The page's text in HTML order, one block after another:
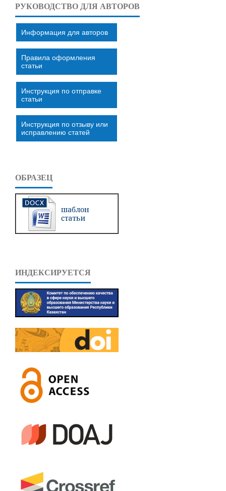
РУКОВОДСТВО ДЛЯ АВТОРОВ
Информация для авторов
Правила оформления
статьи
Инструкция по отправке
статьи
Инструкция по отзыву или
исправлению статей
ОБРАЗЕЦ
ИНДЕКСИРУЕТСЯ